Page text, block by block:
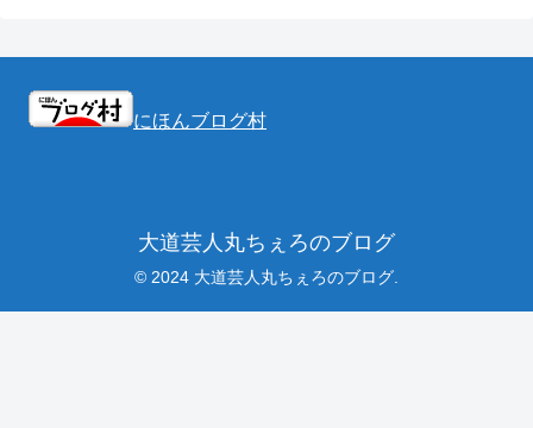
にほんブログ村
大道芸人丸ちぇろのブログ
© 2024 大道芸人丸ちぇろのブログ.